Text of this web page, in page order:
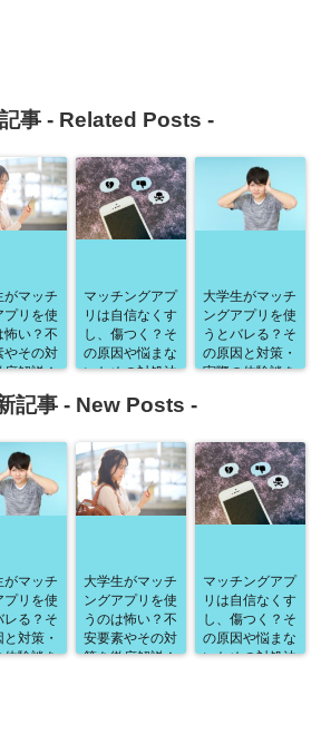
事 - Related Posts -
がマッチ
プリを使
怖い？不
やその対
底解説！
マッチングアプ
リは自信なくす
し、傷つく？そ
の原因や悩まな
いための対処法
大学生がマッチ
ングアプリを使
うとバレる？そ
の原因と対策・
実際の体験談を
記事 - New Posts -
がマッチ
プリを使
レる？そ
対策・
体験談を
大学生がマッチ
ングアプリを使
うのは怖い？不
安要素やその対
策を徹底解説！
マッチングアプ
リは自信なくす
し、傷つく？そ
の原因や悩まな
いための対処法